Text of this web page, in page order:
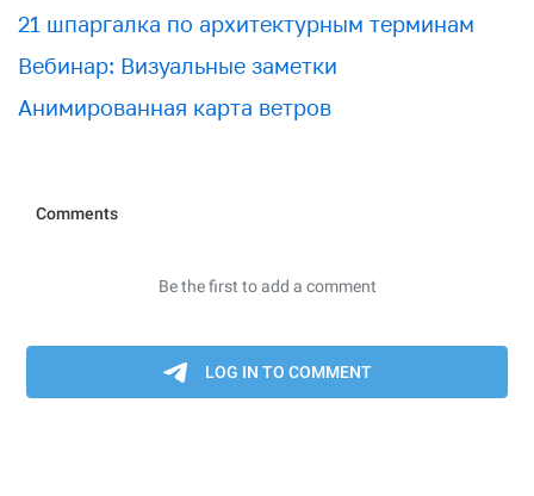
21 шпаргалка по архитектурным терминам
Вебинар: Визуальные заметки
Анимированная карта ветров